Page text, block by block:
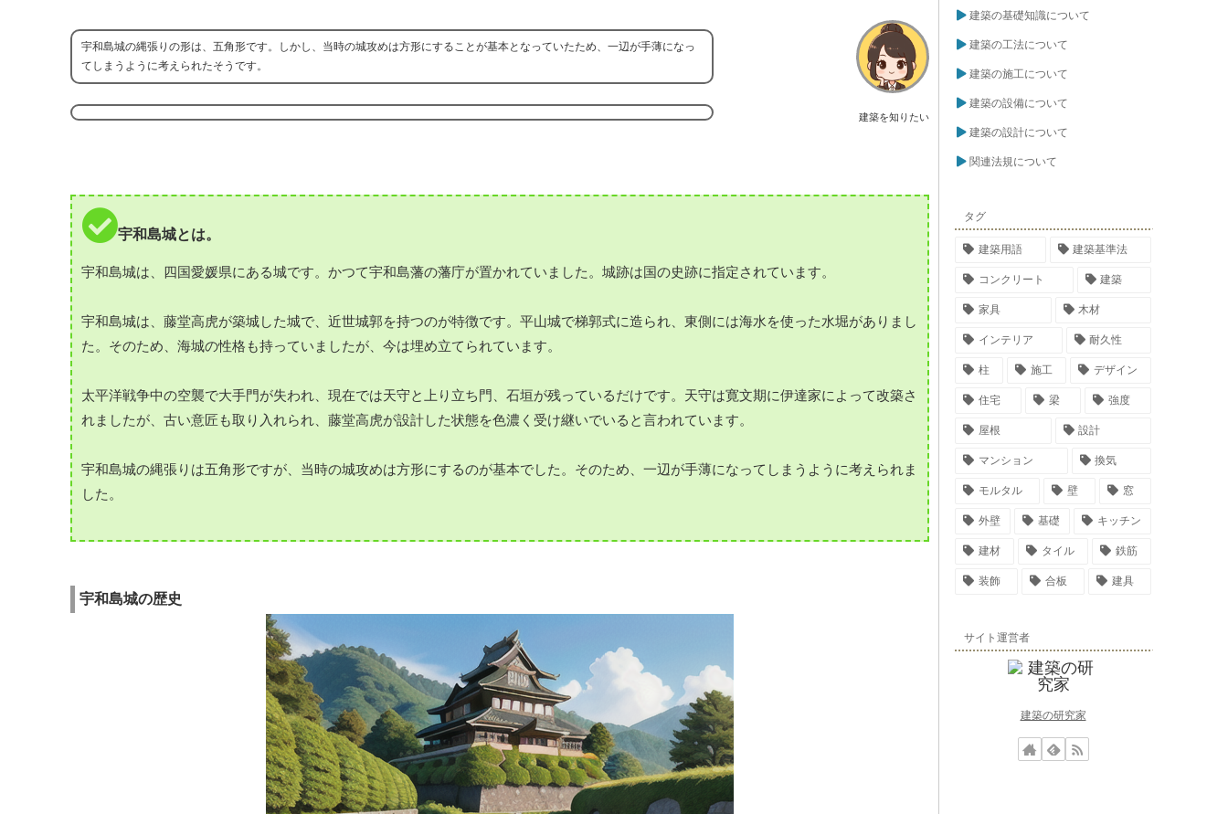
建築を知りたい
宇和島城の縄張りの形は、五角形です。しかし、当時の城攻めは方形にすることが基本となっていたため、一辺が手薄になっ
てしまうように考えられたそうです。
宇和島城とは。
宇和島城は、四国愛媛県にある城です。かつて宇和島藩の藩庁が置かれていました。城跡は国の史跡に指定されています。
宇和島城は、藤堂高虎が築城した城で、近世城郭を持つのが特徴です。平山城で梯郭式に造られ、東側には海水を使った水堀がありまし
た。そのため、海城の性格も持っていましたが、今は埋め立てられています。
太平洋戦争中の空襲で大手門が失われ、現在では天守と上り立ち門、石垣が残っているだけです。天守は寛文期に伊達家によって改築さ
れましたが、古い意匠も取り入れられ、藤堂高虎が設計した状態を色濃く受け継いでいると言われています。
宇和島城の縄張りは五角形ですが、当時の城攻めは方形にするのが基本でした。そのため、一辺が手薄になってしまうように考えられま
した。
宇和島城の歴史
建築の基礎知識について
建築の工法について
建築の施工について
建築の設備について
建築の設計について
関連法規について
タグ
建築用語 建築基準法
コンクリート 建築
家具 木材
インテリア 耐久性
柱 施工 デザイン
住宅 梁 強度
屋根 設計
マンション 換気
モルタル 壁 窓
外壁 基礎 キッチン
建材 タイル 鉄筋
装飾 合板 建具
サイト運営者
建築の研究家